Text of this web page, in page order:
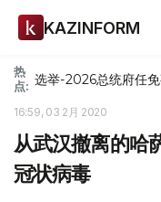
KAZINFORM
热
点: 选举-2026总统府任免
16:59, 03 2月 2020
从武汉撤离的哈
冠状病毒